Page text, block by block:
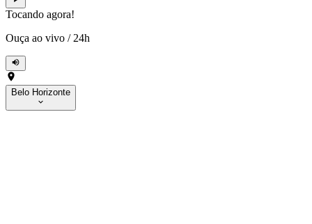
Tocando agora!
Ouça ao vivo / 24h
Belo Horizonte